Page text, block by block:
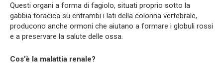
Questi organi a forma di fagiolo, situati proprio sotto la
gabbia toracica su entrambi i lati della colonna vertebrale,
producono anche ormoni che aiutano a formare i globuli rossi
e a preservare la salute delle ossa.
Cos’è la malattia renale?